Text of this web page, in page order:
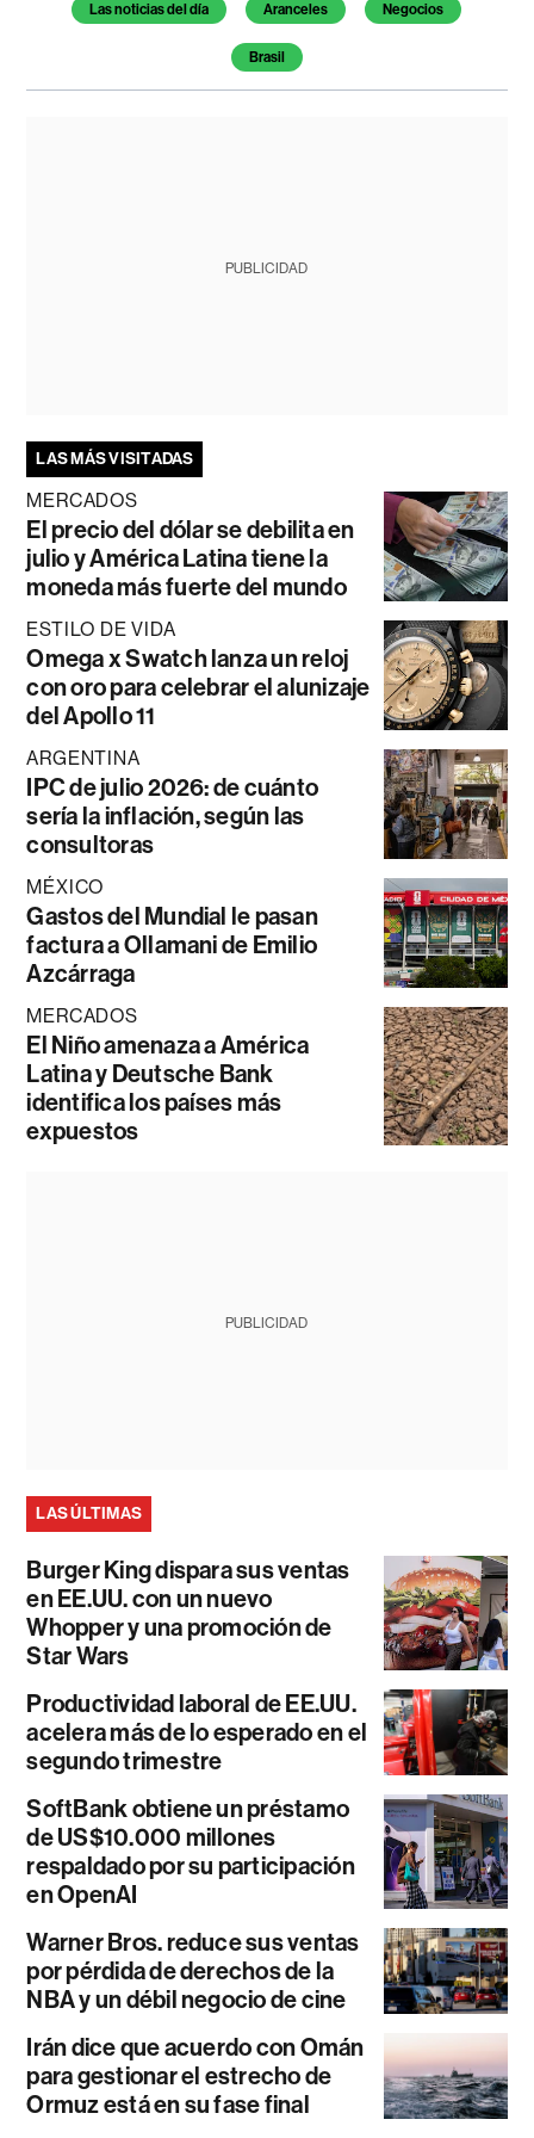
Las noticias del día Aranceles Negocios
Brasil
PUBLICIDAD
LAS MÁS VISITADAS
MERCADOS
El precio del dólar se debilita en
julio y América Latina tiene la
moneda más fuerte del mundo
ESTILO DE VIDA
Omega x Swatch lanza un reloj
con oro para celebrar el alunizaje
del Apollo 11
ARGENTINA
IPC de julio 2026: de cuánto
sería la inflación, según las
consultoras
MÉXICO
Gastos del Mundial le pasan
factura a Ollamani de Emilio
Azcárraga
MERCADOS
El Niño amenaza a América
Latina y Deutsche Bank
identifica los países más
expuestos
PUBLICIDAD
LAS ÚLTIMAS
Burger King dispara sus ventas
en EE.UU. con un nuevo
Whopper y una promoción de
Star Wars
Productividad laboral de EE.UU.
acelera más de lo esperado en el
segundo trimestre
SoftBank obtiene un préstamo
de US$10.000 millones
respaldado por su participación
en OpenAI
Warner Bros. reduce sus ventas
por pérdida de derechos de la
NBA y un débil negocio de cine
Irán dice que acuerdo con Omán
para gestionar el estrecho de
Ormuz está en su fase final